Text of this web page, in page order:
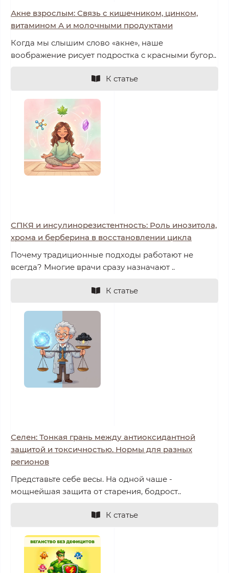
Акне взрослым: Связь с кишечником, цинком,
витамином А и молочными продуктами
Когда мы слышим слово «акне», наше
воображение рисует подростка с красными бугор..
К статье
СПКЯ и инсулинорезистентность: Роль инозитола,
хрома и берберина в восстановлении цикла
Почему традиционные подходы работают не
всегда? Многие врачи сразу назначают ..
К статье
Селен: Тонкая грань между антиоксидантной
защитой и токсичностью. Нормы для разных
регионов
Представьте себе весы. На одной чаше -
мощнейшая защита от старения, бодрост..
К статье